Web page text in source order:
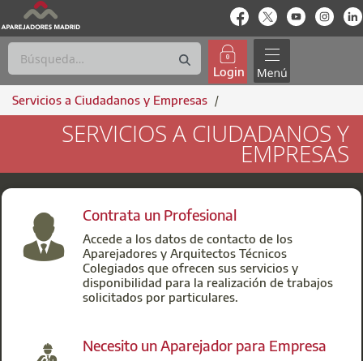
enlace-rrssenlace-rrss
enlace-
Login
Servicios a Ciudadanos y Empresas /
SERVICIOS A CIUDADANOS Y EMPRESAS
SERVICIOS A CIUDADANOS Y
EMPRESAS
Contrata un Profesional
Accede a los datos de contacto de los
Aparejadores y Arquitectos Técnicos
Colegiados que ofrecen sus servicios y
disponibilidad para la realización de trabajos
solicitados por particulares.
Necesito un Aparejador para Empresa